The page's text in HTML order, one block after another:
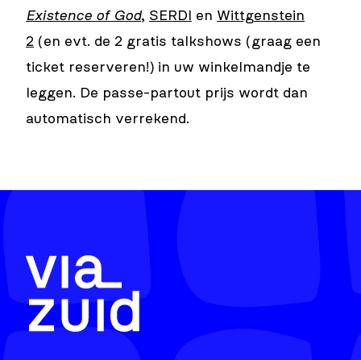
Existence of God, SERDI en Wittgenstein
2 (en evt. de 2 gratis talkshows (graag een
ticket reserveren!) in uw winkelmandje te
leggen. De passe-partout prijs wordt dan
automatisch verrekend.